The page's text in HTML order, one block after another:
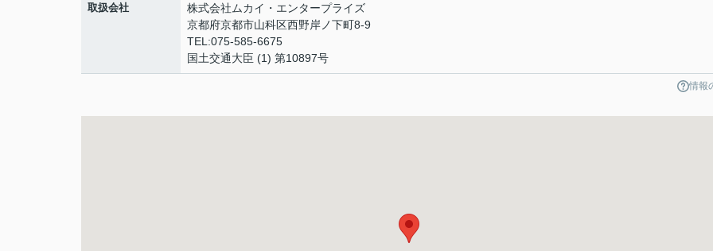
取扱会社
株式会社ムカイ・エンタープライズ
京都府京都市山科区西野岸ノ下町8-9
TEL:075-585-6675
国土交通大臣 (1) 第10897号
情報